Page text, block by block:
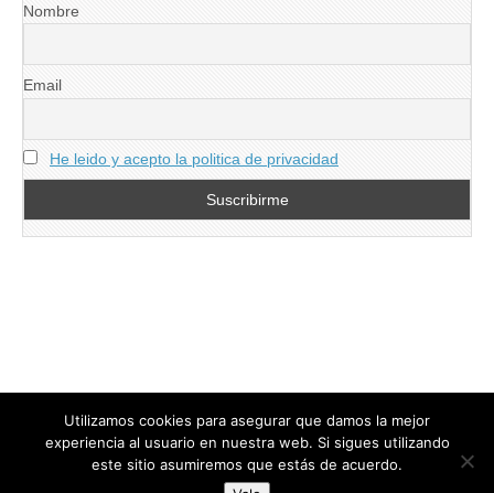
Nombre
Email
He leido y acepto la politica de privacidad
directoresdeseguridad.es
Utilizamos cookies para asegurar que damos la mejor
experiencia al usuario en nuestra web. Si sigues utilizando
este sitio asumiremos que estás de acuerdo.